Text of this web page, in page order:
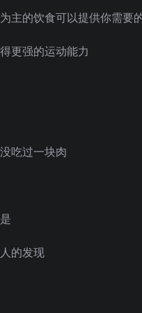
主的饮食可以提供你需要
更强的运动能力
吃过一块肉
的发现